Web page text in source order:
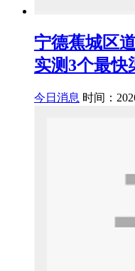
宁德蕉城区
实测3个最快
今日消息 时间：